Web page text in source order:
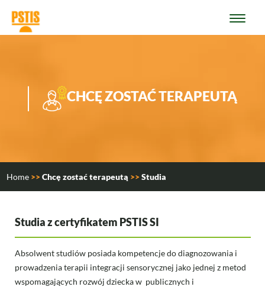
IMAGE CHCĘ ZOSTAĆ TERAPEUTĄ
Home>>Chcę zostać terapeutą >>Studia
Studia z certyfikatem PSTIS SI
Absolwent studiów posiada kompetencje do diagnozowania i
prowadzenia terapii integracji sensorycznej jako jednej z metod
wspomagających rozwój dziecka w publicznych i